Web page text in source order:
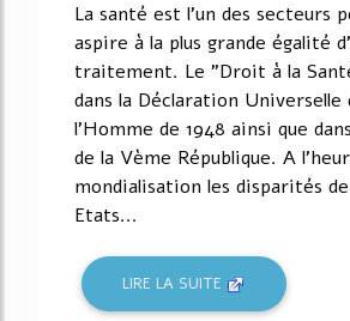
La santé est l'un des secteurs
aspire à la plus grande égalité
traitement. Le "Droit à la
dans la Déclaration Universelle
l'Homme de 1948 ainsi que
de la Vème République. A
mondialisation les disparités
Etats...
LIRE LA SUITE